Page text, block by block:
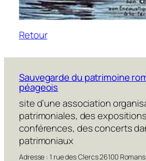
Retour
Sauvegarde du patrimoine
péageois
site d’une association
patrimoniales, des
conférences, des concerts
patrimoniaux
Adresse : 1 rue des Clercs 26100